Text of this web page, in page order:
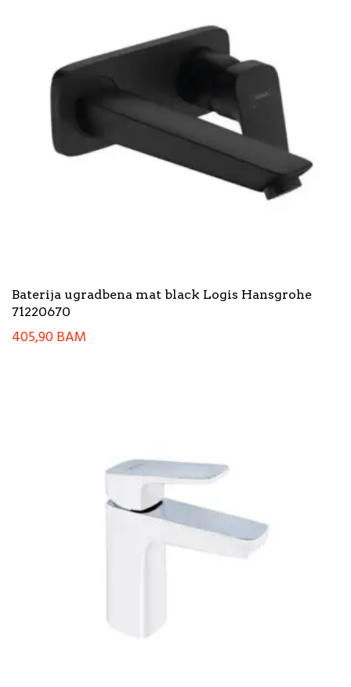
Baterija ugradbena mat black Logis Hansgrohe
71220670
405,90BAM